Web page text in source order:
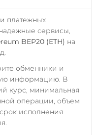
THETA
Tornado Cash (TORN)
TrueUSD (TUSD)
ERC20 TRC20 BEP
TRUMP
Райффайзен
RUB UAH
Росбанк RUB
Россельхоз банк RUB
Русский Стандарт RUB
платежных
сервисы,
BEP20 (ETH) на
обменники и
информацию. В
курс, минимальная
операции, объем
исполнения